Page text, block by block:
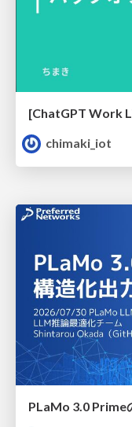
chimaki_iot
PLaMo 3.0 Prime